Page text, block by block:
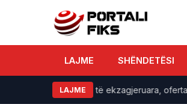
LAJME SHËNDETËSI
LAJME
ndaj VV-së janë të ekzagjeruara, oferta